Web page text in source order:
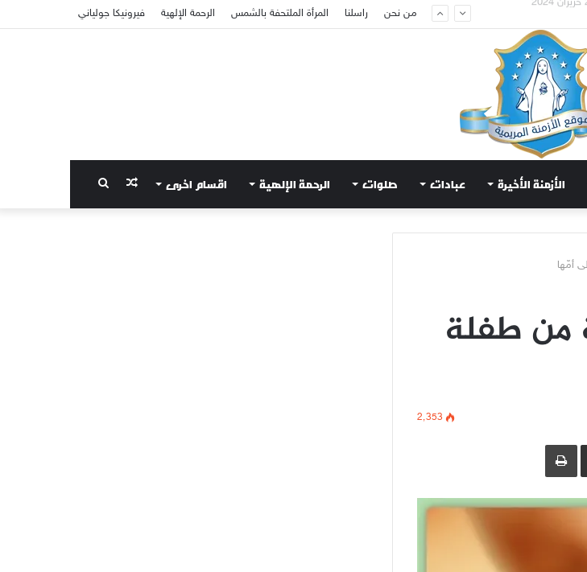
من نحن راسلنا المرأة الملتحفة بالشمس الرحمة الإلهية فيرونيكا جولياني
الأزمنة الأخيرة عبادات صلوات الرحمة الإلهية اقسام اخرى بحث مقال
أمّها
من طفلة
2٬353
مشاركة عبر البريد طباعة